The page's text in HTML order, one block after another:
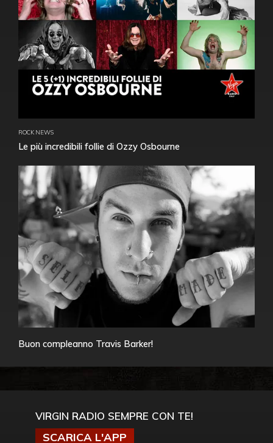
ROCK NEWS
Le più incredibili follie di Ozzy Osbourne
Buon compleanno Travis Barker!
VIRGIN RADIO SEMPRE CON TE!
SCARICA L'APP